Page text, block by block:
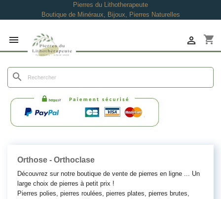
Pierres du Lithotherapeute
Boutique de Minéraux, Bijoux, Pierres Naturelles
 shopping_cart

search
Orthose - Orthoclase
Découvrez sur notre boutique de vente de pierres en ligne ... Un
large choix de pierres à petit prix !
Pierres polies, pierres roulées, pierres plates, pierres brutes,